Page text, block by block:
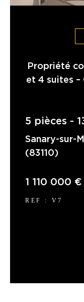
Propriété
et 4 suites –
5 pièces -
Sanary-sur-
(83110)
1 110 000 €
REF : V7